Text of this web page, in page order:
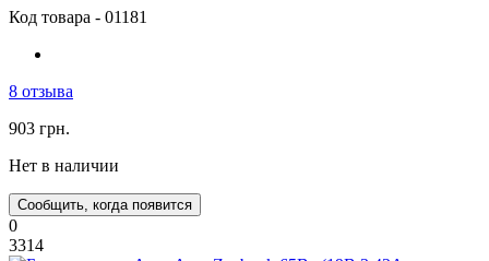
Код товара - 01181
8 отзыва
903 грн.
Нет в наличии
Сообщить, когда появится
0
3314